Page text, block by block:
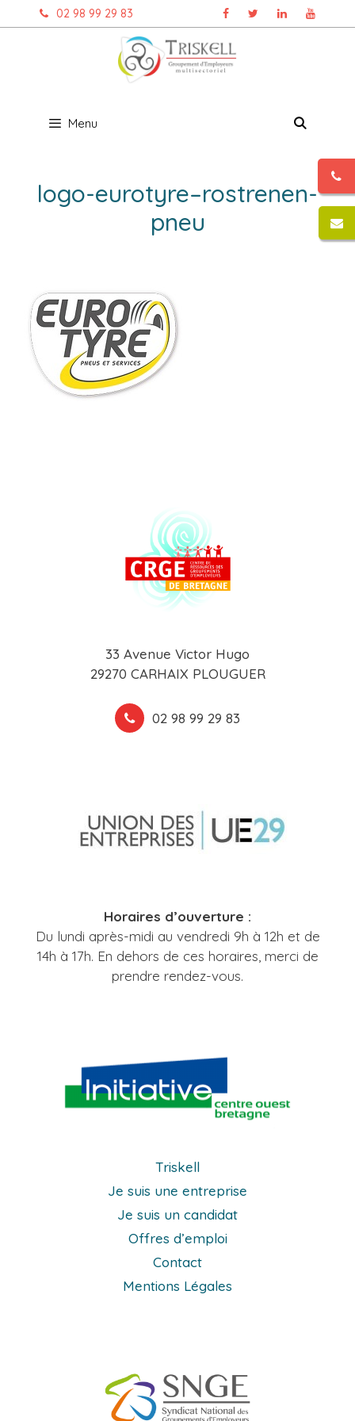
au
02 98 99 29 83
Menu
logo-eurotyre–rostrenen-
pneu
33 Avenue Victor Hugo
29270 CARHAIX PLOUGUER
02 98 99 29 83
Horaires d’ouverture :
Du lundi après-midi au vendredi 9h à 12h et de
14h à 17h. En dehors de ces horaires, merci de
prendre rendez-vous.
Triskell
Je suis une entreprise
Je suis un candidat
Offres d’emploi
Contact
Mentions Légales